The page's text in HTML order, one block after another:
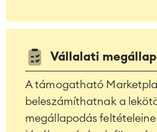
Vállalati
A támogatható
beleszámíthatnak a
megállapodás